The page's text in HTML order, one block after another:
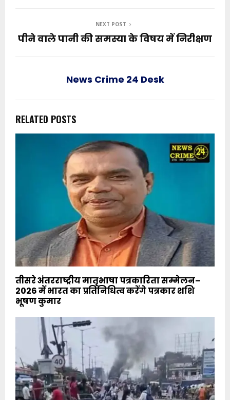
NEXT POST
पीने वाले पानी की समस्या के विषय में निरीक्षण
News Crime 24 Desk
RELATED POSTS
तीसरे अंतरराष्ट्रीय मातृभाषा पत्रकारिता सम्मेलन–
2026 में भारत का प्रतिनिधित्व करेंगे पत्रकार शशि
भूषण कुमार